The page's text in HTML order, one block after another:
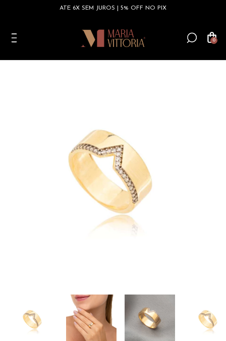
ATÉ 6X SEM JUROS | 5% OFF NO PIX
0